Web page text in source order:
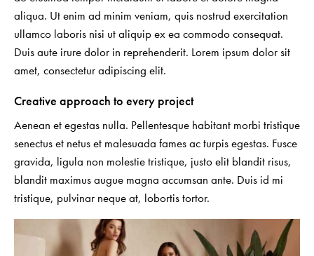
aliqua. Ut enim ad minim veniam, quis nostrud exercitation
ullamco laboris nisi ut aliquip ex ea commodo consequat.
Duis aute irure dolor in reprehenderit. Lorem ipsum dolor sit
amet, consectetur adipiscing elit.
Creative approach to every project
Aenean et egestas nulla. Pellentesque habitant morbi tristique
senectus et netus et malesuada fames ac turpis egestas. Fusce
gravida, ligula non molestie tristique, justo elit blandit risus,
blandit maximus augue magna accumsan ante. Duis id mi
tristique, pulvinar neque at, lobortis tortor.